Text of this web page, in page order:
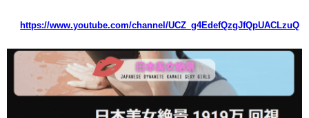
https://www.youtube.com/channel/UCZ_g4EdefQzgJfQpUACLzuQ